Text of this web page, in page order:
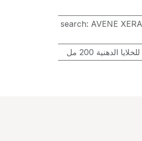
search: AVENE